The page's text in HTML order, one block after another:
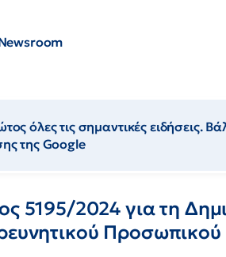
όλες τις σημαντικές ειδήσεις.
της Google
5195/2024 για τη
Προσωπικού